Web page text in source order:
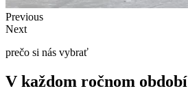
Previous
Next
prečo si nás vybrať
V každom ročnom období